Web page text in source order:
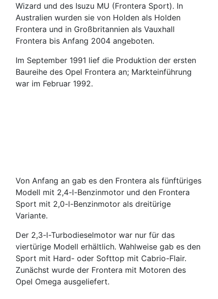
Wizard und des Isuzu MU (Frontera Sport). In
Australien wurden sie von Holden als Holden
Frontera und in Großbritannien als Vauxhall
Frontera bis Anfang 2004 angeboten.
Im September 1991 lief die Produktion der ersten
Baureihe des Opel Frontera an; Markteinführung
war im Februar 1992.
Von Anfang an gab es den Frontera als fünftüriges
Modell mit 2,4-l-Benzinmotor und den Frontera
Sport mit 2,0-l-Benzinmotor als dreitürige
Variante.
Der 2,3-l-Turbodieselmotor war nur für das
viertürige Modell erhältlich. Wahlweise gab es den
Sport mit Hard- oder Softtop mit Cabrio-Flair.
Zunächst wurde der Frontera mit Motoren des
Opel Omega ausgeliefert.